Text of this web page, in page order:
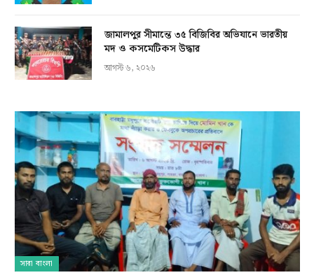
জামালপুর সীমান্তে ৩৫ বিজিবির অভিযানে ভারতীয়
মদ ও কসমেটিকস উদ্ধার
আগস্ট ৬, ২০২৬
সারা বাংলা